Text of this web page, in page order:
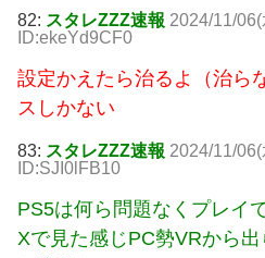
82: スタレZZZ速報 2024/11/
ID:ekeYd9CF0
設定かえたら治るよ（治ら
スしかない
83: スタレZZZ速報 2024/11/
ID:SJI0lFB10
PS5は何ら問題なくプレイ
Xで見た感じPC勢VRから